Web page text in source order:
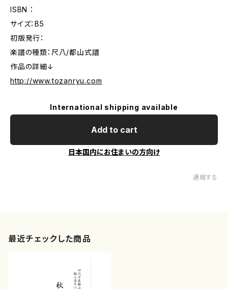
ISBN ：
サイズ：B5
初版発行：
楽譜の種類：尺八/都山式譜
作品の詳細↓
http://www.tozanryu.com
International shipping available
Add to cart
日本国内にお住まいの方向け
通報する
最近チェックした商品